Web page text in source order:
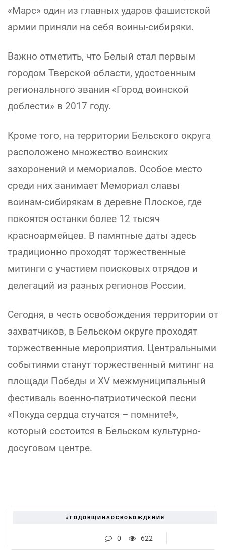
«Марс» один из главных ударов фашистской
армии приняли на себя воины-сибиряки.
Важно отметить, что Белый стал первым
городом Тверской области, удостоенным
регионального звания «Город воинской
доблести» в 2017 году.
Кроме того, на территории Бельского округа
расположено множество воинских
захоронений и мемориалов. Особое место
среди них занимает Мемориал славы
воинам-сибирякам в деревне Плоское, где
покоятся останки более 12 тысяч
красноармейцев. В памятные даты здесь
традиционно проходят торжественные
митинги с участием поисковых отрядов и
делегаций из разных регионов России.
Сегодня, в честь освобождения территории от
захватчиков, в Бельском округе проходят
торжественные мероприятия. Центральными
событиями станут торжественный митинг на
площади Победы и XV межмуниципальный
фестиваль военно-патриотической песни
«Покуда сердца стучатся – помните!»,
который состоится в Бельском культурно-
досуговом центре.
#ГОДОВЩИНАОСВОБОЖДЕНИЯ
0 622